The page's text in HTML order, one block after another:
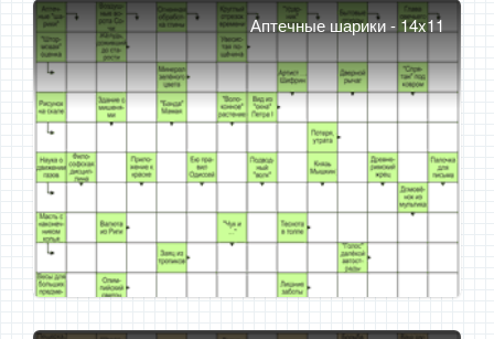
Аптечные шарики - 14x11